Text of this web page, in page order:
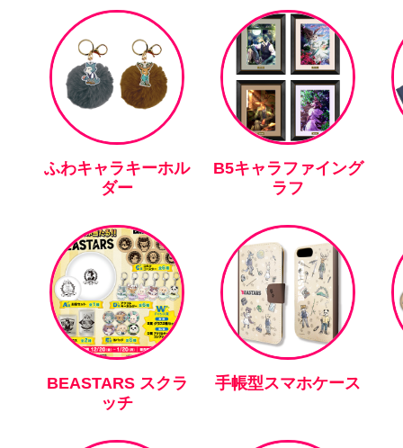
ふわキャラキーホル
ダー
B5キャラファイング
ラフ
BEASTARS スクラ
ッチ
手帳型スマホケース